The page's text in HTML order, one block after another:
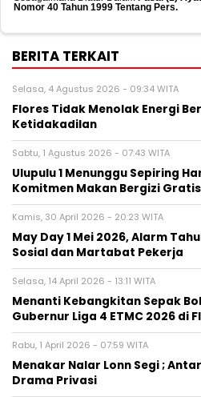
Nomor 40 Tahun 1999 Tentang Pers.
BERITA TERKAIT
Selasa, 4 Agustus 2026 - 09:34 WITA
Flores Tidak Menolak Energi
Ketidakadilan
Sabtu, 1 Agustus 2026 - 07:43 WITA
Ulupulu 1 Menunggu Sepiring
Komitmen Makan Bergizi Gratis
Kamis, 30 April 2026 - 20:23 WITA
May Day 1 Mei 2026, Alarm
Sosial dan Martabat Pekerja
Selasa, 14 April 2026 - 13:11 WITA
Menanti Kebangkitan Sepak
Gubernur Liga 4 ETMC 2026 di
Rabu, 1 April 2026 - 07:59 WITA
Menakar Nalar Lonn Segi ;
Drama Privasi